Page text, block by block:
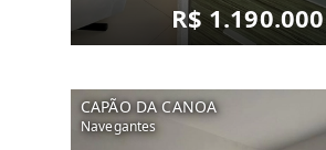
R$ 1.190.000
CAPÃO DA CANOA
Navegantes